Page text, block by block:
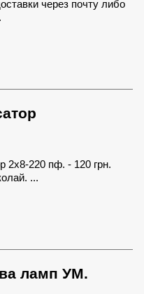
через почту либо
2х8-220 пф. - 120 грн.
...
ламп УМ.